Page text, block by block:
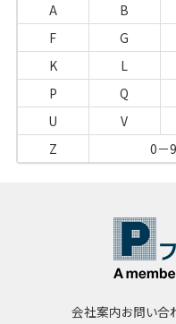
A B
F
G
K
L
P
Q
U
V
Z
0－9
会社案内お問い合